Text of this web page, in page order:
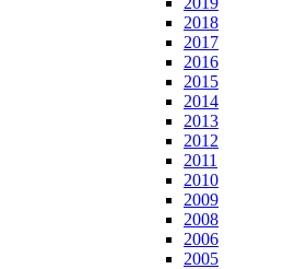
2018
2017
2016
2015
2014
2013
2012
2011
2010
2009
2008
2006
2005